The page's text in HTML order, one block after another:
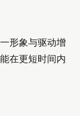
形象与驱动增
在更短时间内